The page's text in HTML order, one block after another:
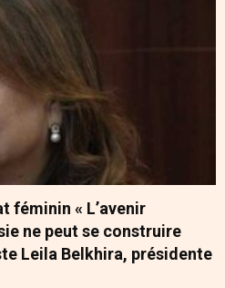
féminin « L’avenir
ne peut se construire
Leila Belkhira, présidente